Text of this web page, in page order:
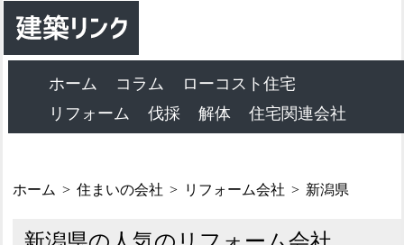
ホーム コラム
ローコスト住宅
リフォーム
伐採 解体 住宅関連会社
ホーム 住まいの会社 リフォーム会社 新潟県